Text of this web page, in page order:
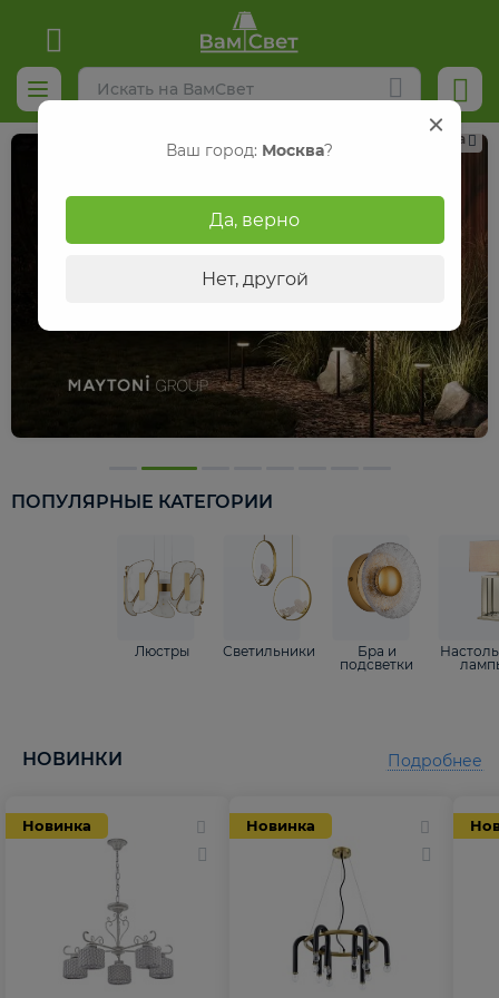
Реклама
ПОПУЛЯРНЫЕ КАТЕГОРИИ
Люстры Светильники
Бра и
подсветки
НОВИНКИ
Новинка Новинка
Подробнее
Ваш город: Москва?
Да, верно
Нет, другой